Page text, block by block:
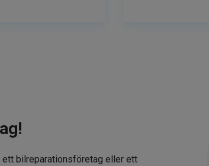
ett bilreparationsföretag eller ett